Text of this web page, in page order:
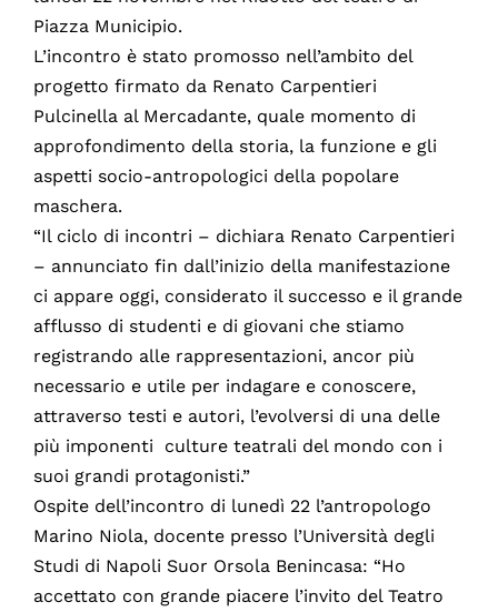
Piazza Municipio.
L’incontro è stato promosso nell’ambito del
progetto firmato da Renato Carpentieri
Pulcinella al Mercadante, quale momento di
approfondimento della storia, la funzione e gli
aspetti socio-antropologici della popolare
maschera.
“Il ciclo di incontri – dichiara Renato Carpentieri
– annunciato fin dall’inizio della manifestazione
ci appare oggi, considerato il successo e il grande
afflusso di studenti e di giovani che stiamo
registrando alle rappresentazioni, ancor più
necessario e utile per indagare e conoscere,
attraverso testi e autori, l’evolversi di una delle
più imponenti culture teatrali del mondo con i
suoi grandi protagonisti.”
Ospite dell’incontro di lunedì 22 l’antropologo
Marino Niola, docente presso l’Università degli
Studi di Napoli Suor Orsola Benincasa: “Ho
accettato con grande piacere l’invito del Teatro